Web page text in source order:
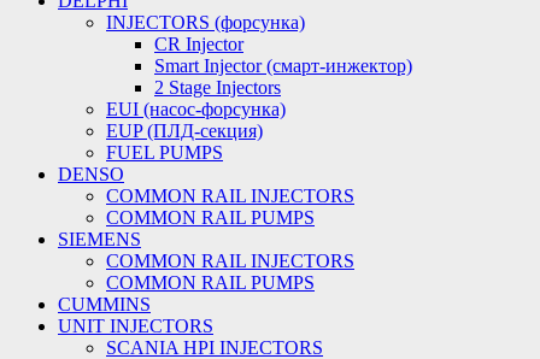
INJECTORS (форсунка)
CR Injector
Smart Injector (смарт-инжектор)
2 Stage Injectors
EUI (насос-форсунка)
EUP (ПЛД-секция)
FUEL PUMPS
DENSO
COMMON RAIL INJECTORS
COMMON RAIL PUMPS
SIEMENS
COMMON RAIL INJECTORS
COMMON RAIL PUMPS
CUMMINS
UNIT INJECTORS
SCANIA HPI INJECTORS